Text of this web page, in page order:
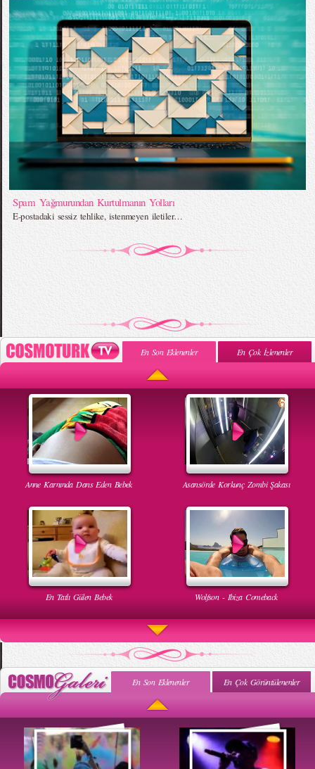
Spam Yağmurundan Kurtulmanın Yolları
E-postadaki sessiz tehlike, istenmeyen iletiler…
En Son Eklenenler En Çok İzlenenler
Anne Karnında Dans Eden Bebek Asansörde Korkunç Zombi Şakası
En Tatlı Gülen Bebek Wolfson - Ibiza Comeback
Uyuyan Bebeğe Gangnam Dinletilirse Ne Olur
En Son Eklenenler En Çok Görüntülenenler